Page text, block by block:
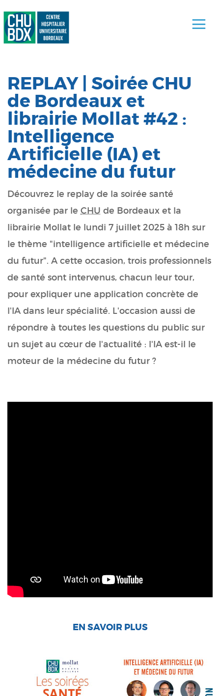
REPLAY | Soirée CHU
de Bordeaux et
librairie Mollat #42 :
Intelligence
Artificielle (IA) et
médecine du futur
Découvrez le replay de la soirée santé
organisée par le CHU de Bordeaux et la
librairie Mollat le lundi 7 juillet 2025 à 18h sur
le thème "intelligence artificielle et médecine
du futur". A cette occasion, trois professionnels
de santé sont intervenus, chacun leur tour,
pour expliquer une application concrète de
l'IA dans leur spécialité. L'occasion aussi de
répondre à toutes les questions du public sur
un sujet au cœur de l'actualité : l'IA est-il le
moteur de la médecine du futur ?
EN SAVOIR PLUS